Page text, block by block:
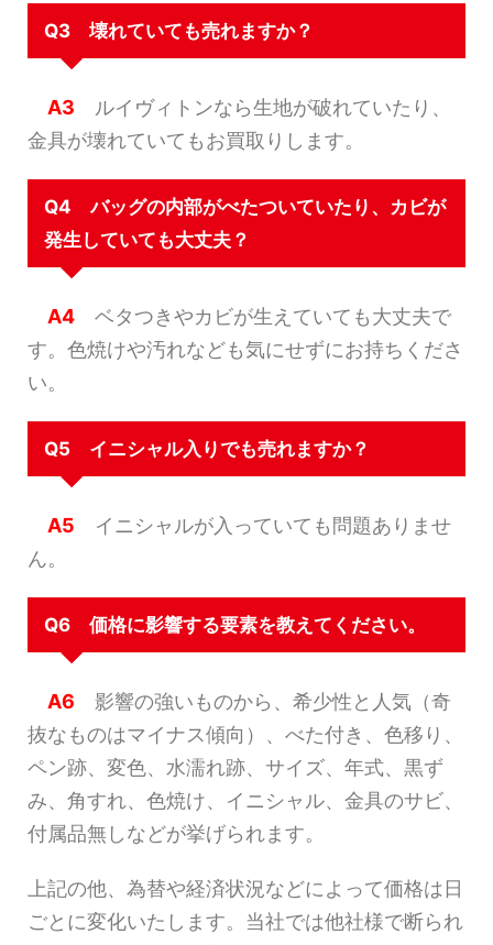
Q3 壊れていても売れますか？
A3 ルイヴィトンなら生地が破れていたり、
金具が壊れていてもお買取りします。
Q4 バッグの内部がべたついていたり、カビが
発生していても大丈夫？
A4 ベタつきやカビが生えていても大丈夫で
す。色焼けや汚れなども気にせずにお持ちくださ
い。
Q5 イニシャル入りでも売れますか？
A5 イニシャルが入っていても問題ありませ
ん。
Q6 価格に影響する要素を教えてください。
A6 影響の強いものから、希少性と人気（奇
抜なものはマイナス傾向）、べた付き、色移り、
ペン跡、変色、水濡れ跡、サイズ、年式、黒ず
み、角すれ、色焼け、イニシャル、金具のサビ、
付属品無しなどが挙げられます。
上記の他、為替や経済状況などによって価格は日
ごとに変化いたします。当社では他社様で断られ